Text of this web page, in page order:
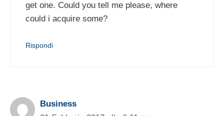
get one. Could you tell me please, where
could i acquire some?
Rispondi
Business